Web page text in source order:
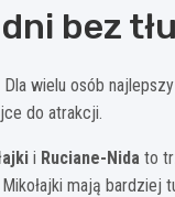
bez
Dla wielu osób
do atrakcji.
i Ruciane-Nida to
mają bardziej